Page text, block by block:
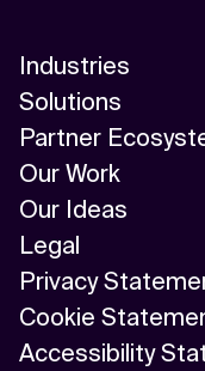
Industries
Solutions
Partner
Our Work
Our Ideas
Legal
Privacy
Cookie
Accessibility